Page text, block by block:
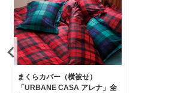
まくらカバー（横被せ）
「URBANE CASA アレナ」全